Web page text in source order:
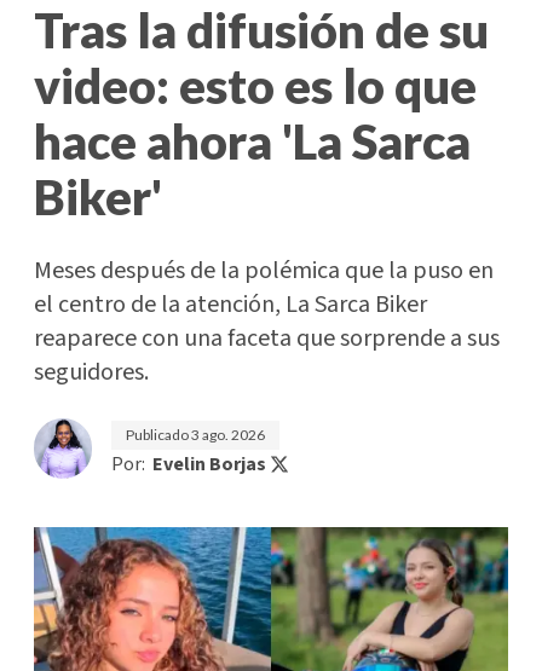
Tras la difusión de su
video: esto es lo que
hace ahora 'La Sarca
Biker'
Meses después de la polémica que la puso en
el centro de la atención, La Sarca Biker
reaparece con una faceta que sorprende a sus
seguidores.
Publicado3 ago. 2026
Por: Evelin Borjas